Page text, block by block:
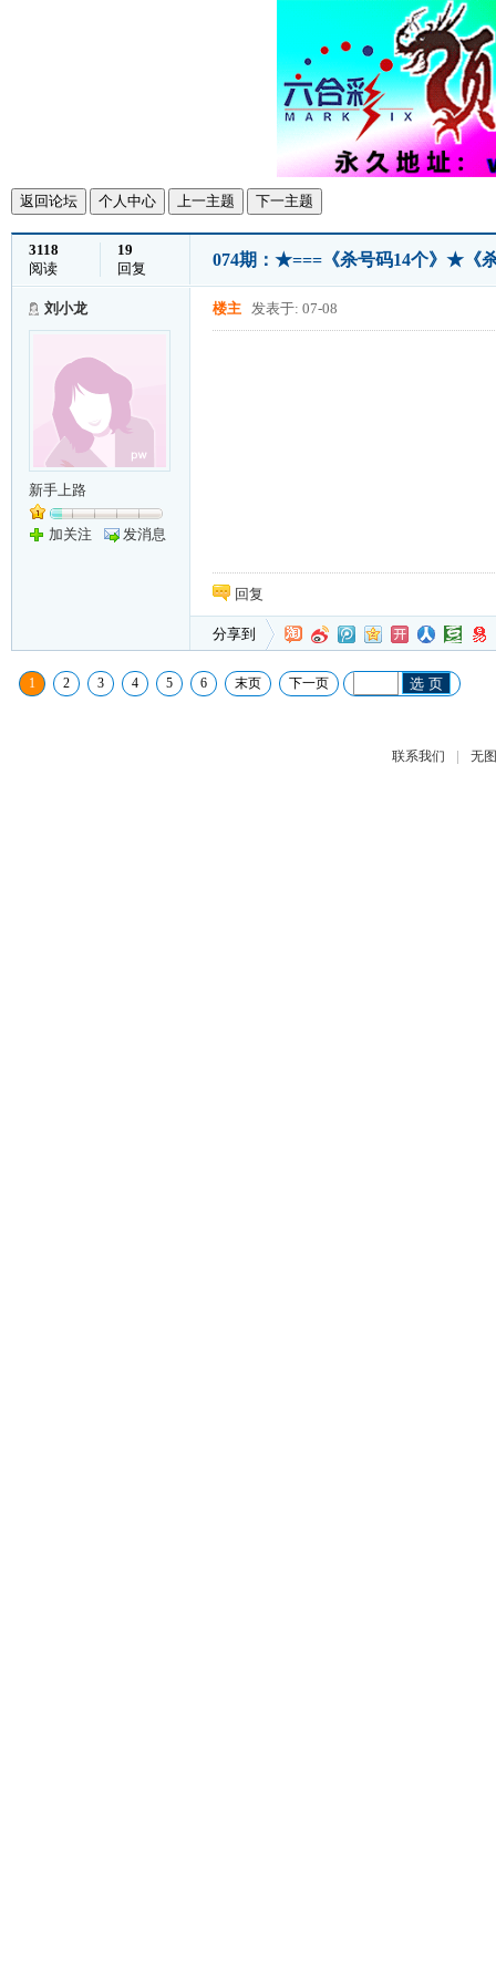
返回论坛 个人中心 上一主题 下一主题
3118
阅读
19
回复
074期：★===《杀号码14个》★《
刘小龙
新手上路
加关注 发消息
楼主 发表于: 07-08
回复
分享到
1 2 3 4 5 6 末页 下一页 选 页
联系我们 | 无